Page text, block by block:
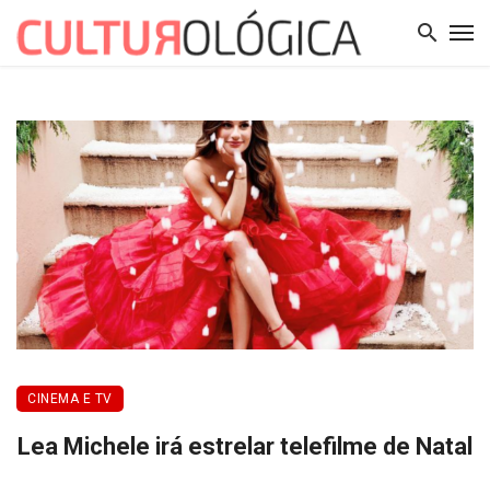
CINEMA E TV
Lea Michele irá estrelar telefilme de Natal